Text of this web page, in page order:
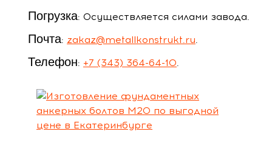
Погрузка: Осуществляется силами завода.
Почта: zakaz@metallkonstrukt.ru.
Телефон: +7 (343) 364-64-10.